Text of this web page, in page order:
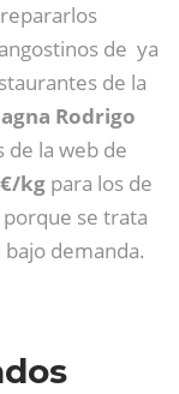
de ya
de la
Rodrigo
de la web de
kg para los de
se trata
demanda.